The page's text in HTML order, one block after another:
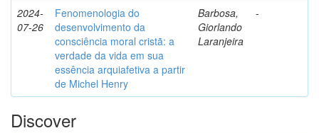
2024-
07-26
Fenomenologia do
desenvolvimento da
consciência moral cristã: a
verdade da vida em sua
essência arquiafetiva a partir
de Michel Henry
Barbosa,
Giorlando
Laranjeira
-
Discover